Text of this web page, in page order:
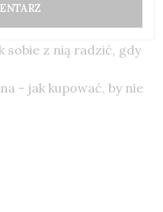
sobie z nią radzić, gdy
- jak kupować, by nie